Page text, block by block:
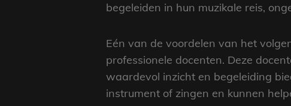
begeleiden in hun muzikale reis,
Eén van de voordelen van het
professionele docenten. Deze
waardevol inzicht en begeleiding
instrument of zingen en kunnen